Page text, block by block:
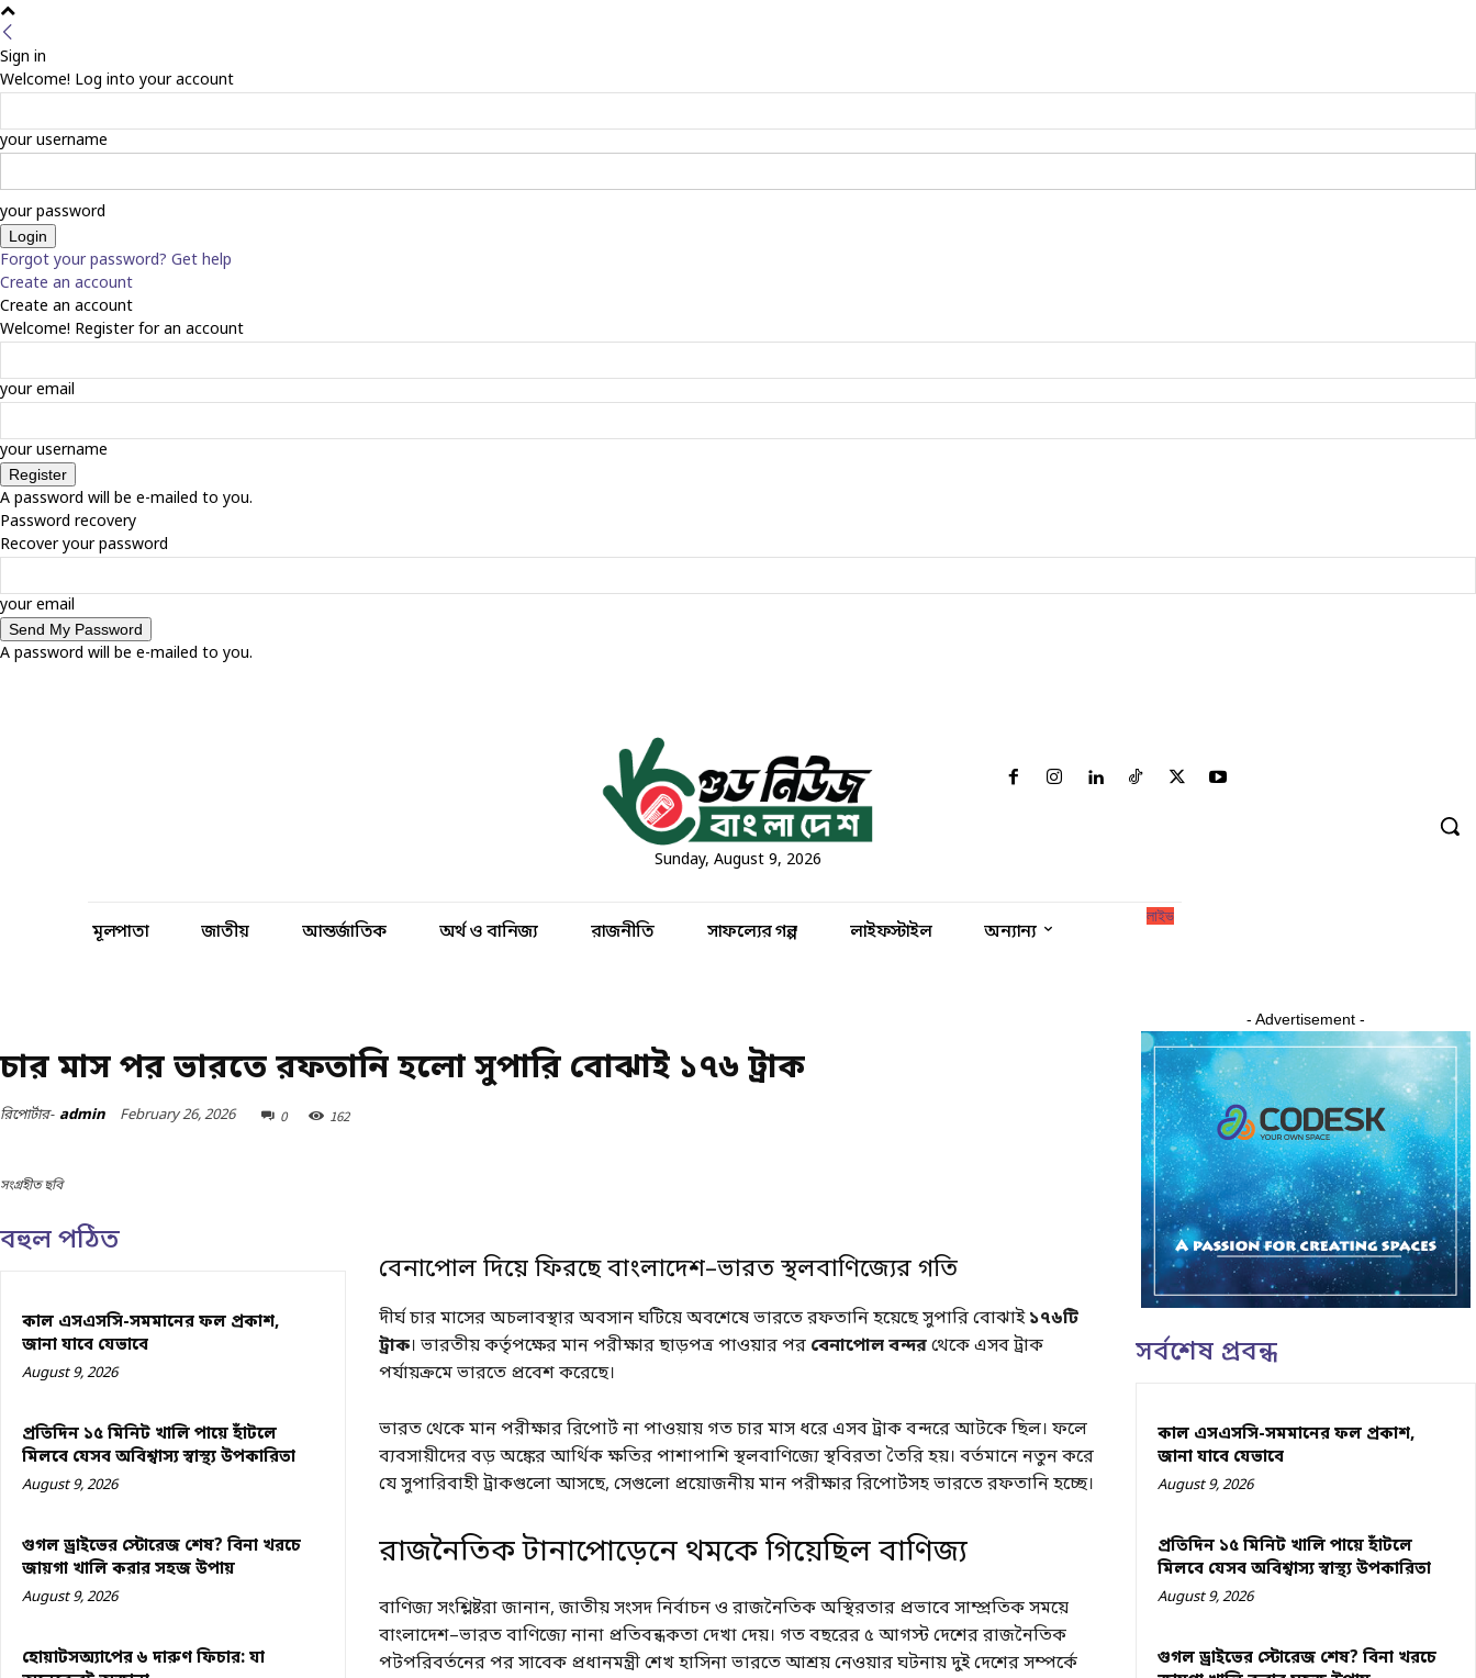
Sign in
Welcome! Log into your account
your username
your password
Forgot your password? Get help
Create an account
Create an account
Welcome! Register for an account
your email
your username
A password will be e-mailed to you.
Password recovery
Recover your password
your email
A password will be e-mailed to you.
Sunday, August 9, 2026
মূলপাতা জাতীয় আন্তর্জাতিক অর্থ ও বানিজ্য রাজনীতি সাফল্যের গল্প লাইফস্টাইল অন্যান্য
লাইভ
চার মাস পর ভারতে রফতানি হলো সুপারি বোঝাই ১৭৬ ট্রাক
রিপোর্টার- admin February 26, 2026 0 162
সংগ্রহীত ছবি
বহুল পঠিত
কাল এসএসসি-সমমানের ফল প্রকাশ,
জানা যাবে যেভাবে
August 9, 2026
প্রতিদিন ১৫ মিনিট খালি পায়ে হাঁটলে
মিলবে যেসব অবিশ্বাস্য স্বাস্থ্য উপকারিতা
August 9, 2026
গুগল ড্রাইভের স্টোরেজ শেষ? বিনা খরচে
জায়গা খালি করার সহজ উপায়
August 9, 2026
হোয়াটসঅ্যাপের ৬ দারুণ ফিচার: যা
বেনাপোল দিয়ে ফিরছে বাংলাদেশ–ভারত স্থলবাণিজ্যের গতি
দীর্ঘ চার মাসের অচলাবস্থার অবসান ঘটিয়ে অবশেষে ভারতে রফতানি হয়েছে সুপারি বোঝাই১৭৬টি
ট্রাক। ভারতীয় কর্তৃপক্ষের মান পরীক্ষার ছাড়পত্র পাওয়ার পর বেনাপোল বন্দরথেকে এসব ট্রাক
পর্যায়ক্রমে ভারতে প্রবেশ করেছে।
ভারত থেকে মান পরীক্ষার রিপোর্ট না পাওয়ায় গত চার মাস ধরে এসব ট্রাক বন্দরে আটকে ছিল। ফলে
ব্যবসায়ীদের বড় অঙ্কের আর্থিক ক্ষতির পাশাপাশি স্থলবাণিজ্যে স্থবিরতা তৈরি হয়। বর্তমানে নতুন করে
যে সুপারিবাহী ট্রাকগুলো আসছে, সেগুলো প্রয়োজনীয় মান পরীক্ষার রিপোর্টসহ ভারতে রফতানি হচ্ছে।
রাজনৈতিক টানাপোড়েনে থমকে গিয়েছিল বাণিজ্য
বাণিজ্য সংশ্লিষ্টরা জানান, জাতীয় সংসদ নির্বাচন ও রাজনৈতিক অস্থিরতার প্রভাবে সাম্প্রতিক সময়ে
বাংলাদেশ–ভারত বাণিজ্যে নানা প্রতিবন্ধকতা দেখা দেয়। গত বছরের ৫ আগস্ট দেশের রাজনৈতিক
পটপরিবর্তনের পর সাবেক প্রধানমন্ত্রী শেখ হাসিনা ভারতে আশ্রয় নেওয়ার ঘটনায় দুই দেশের সম্পর্কে
- Advertisement -
সর্বশেষ প্রবন্ধ
কাল এসএসসি-সমমানের ফল প্রকাশ,
জানা যাবে যেভাবে
August 9, 2026
প্রতিদিন ১৫ মিনিট খালি পায়ে হাঁটলে
মিলবে যেসব অবিশ্বাস্য স্বাস্থ্য উপকারিতা
August 9, 2026
গুগল ড্রাইভের স্টোরেজ শেষ? বিনা খরচে